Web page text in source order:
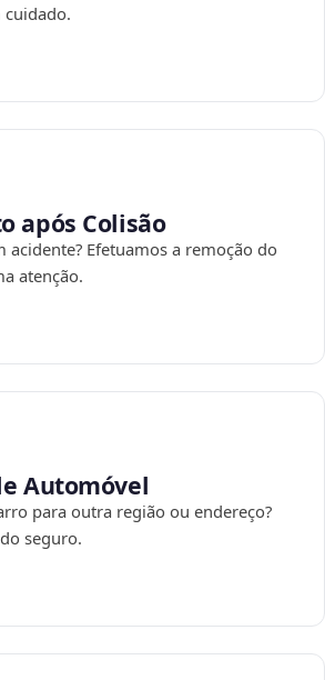
após Colisão
acidente? Efetuamos a remoção do
atenção.
Automóvel
para outra região ou endereço?
seguro.